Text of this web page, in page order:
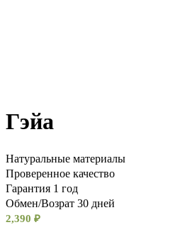
Гэйа
Натуральные материалы
Проверенное качество
Гарантия 1 год
Обмен/Возрат 30 дней
2,390 ₽